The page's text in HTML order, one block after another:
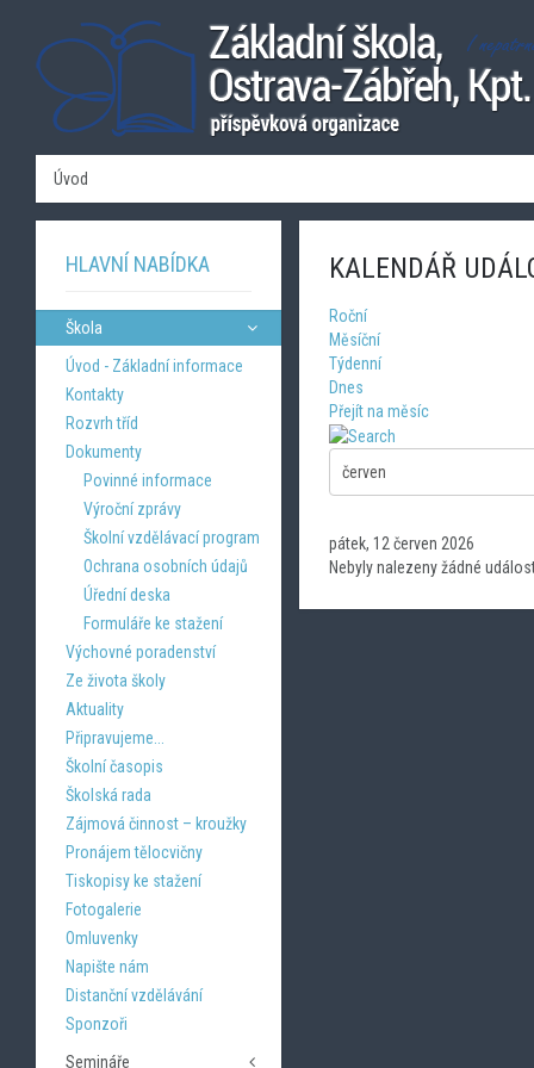
Úvod
KALENDÁŘ
Roční
Měsíční
Týdenní
Dnes
Přejít na měsíc
pátek, 12 červen 2026
Nebyly nalezeny žádné
HLAVNÍ NABÍDKA
Škola
Úvod - Základní informace
Kontakty
Rozvrh tříd
Dokumenty
Povinné informace
Výroční zprávy
Školní vzdělávací program
Ochrana osobních údajů
Úřední deska
Formuláře ke stažení
Výchovné poradenství
Ze života školy
Aktuality
Připravujeme...
Školní časopis
Školská rada
Zájmová činnost – kroužky
Pronájem tělocvičny
Tiskopisy ke stažení
Fotogalerie
Omluvenky
Napište nám
Distanční vzdělávání
Sponzoři
Semináře